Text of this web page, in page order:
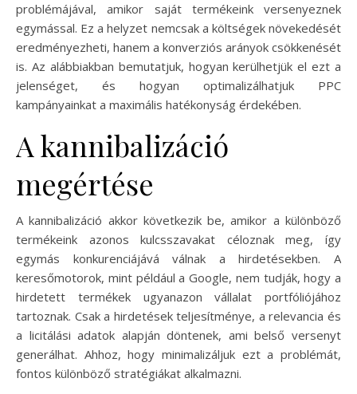
problémájával, amikor saját termékeink versenyeznek
egymással. Ez a helyzet nemcsak a költségek növekedését
eredményezheti, hanem a konverziós arányok csökkenését
is. Az alábbiakban bemutatjuk, hogyan kerülhetjük el ezt a
jelenséget, és hogyan optimalizálhatjuk PPC
kampányainkat a maximális hatékonyság érdekében.
A kannibalizáció
megértése
A kannibalizáció akkor következik be, amikor a különböző
termékeink azonos kulcsszavakat céloznak meg, így
egymás konkurenciájává válnak a hirdetésekben. A
keresőmotorok, mint például a Google, nem tudják, hogy a
hirdetett termékek ugyanazon vállalat portfóliójához
tartoznak. Csak a hirdetések teljesítménye, a relevancia és
a licitálási adatok alapján döntenek, ami belső versenyt
generálhat. Ahhoz, hogy minimalizáljuk ezt a problémát,
fontos különböző stratégiákat alkalmazni.